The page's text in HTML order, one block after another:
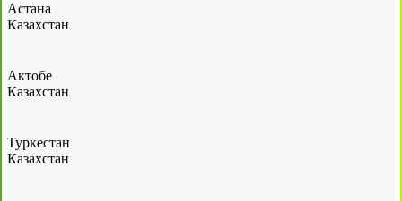
Астана
Казахстан
Актобе
Казахстан
Туркестан
Казахстан